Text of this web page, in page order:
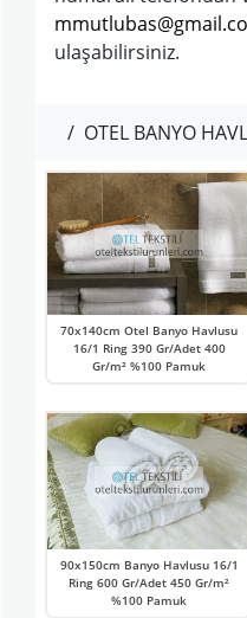
ulaşabilirsiniz.
/ OTEL BANYO
70x140cm Otel Banyo Havlusu
16/1 Ring 390 Gr/Adet 400
Gr/m² %100 Pamuk
90x150cm Banyo Havlusu 16/1
Ring 600 Gr/Adet 450 Gr/m²
%100 Pamuk